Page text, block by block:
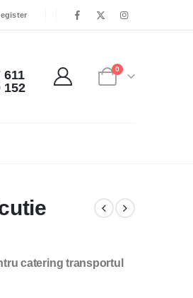
611
152
0
catering transportul